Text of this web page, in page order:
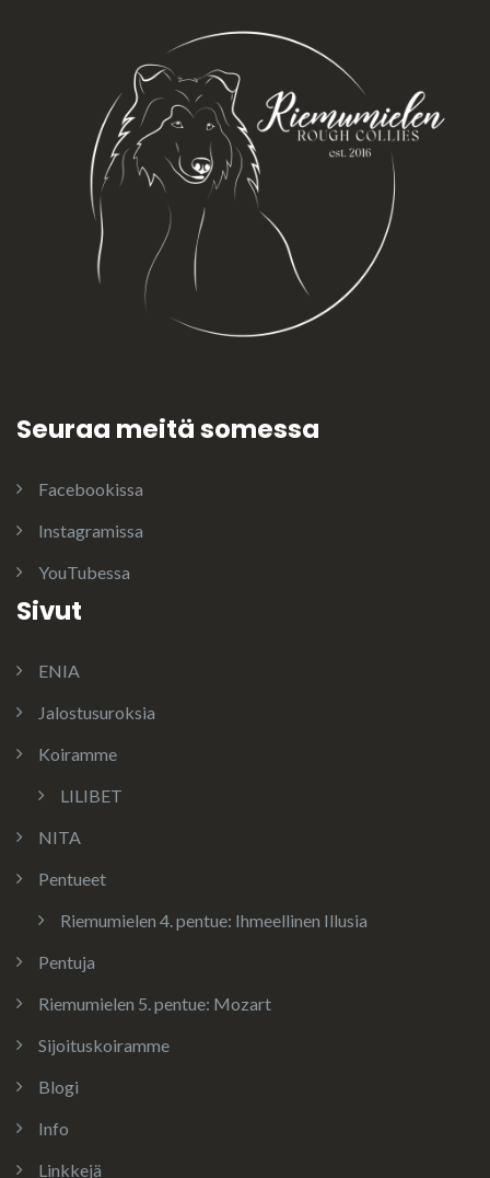
Seuraa meitä somessa
Facebookissa
Instagramissa
YouTubessa
Sivut
ENIA
Jalostusuroksia
Koiramme
LILIBET
NITA
Pentueet
Riemumielen 4. pentue: Ihmeellinen Illusia
Pentuja
Riemumielen 5. pentue: Mozart
Sijoituskoiramme
Blogi
Info
Linkkejä